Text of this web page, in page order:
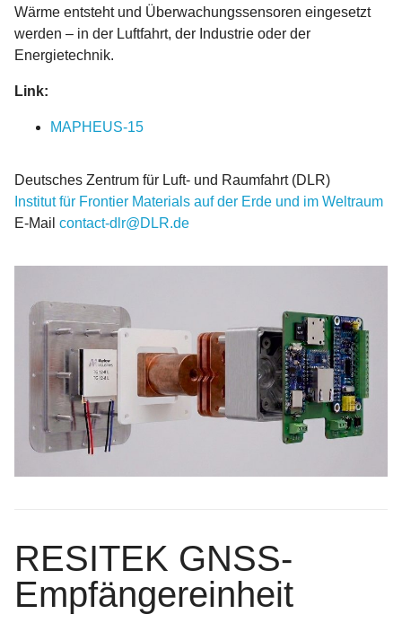
Wärme entsteht und Überwachungssensoren eingesetzt
werden – in der Luftfahrt, der Industrie oder der
Energietechnik.
Link:
MAPHEUS-15
Deutsches Zentrum für Luft- und Raumfahrt (DLR)
Institut für Frontier Materials auf der Erde und im Weltraum
E-Mail contact-dlr@DLR.de
RESITEK GNSS-
Empfängereinheit